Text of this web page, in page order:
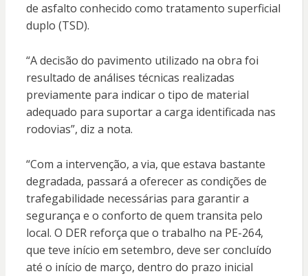
de asfalto conhecido como tratamento superficial
duplo (TSD).
“A decisão do pavimento utilizado na obra foi
resultado de análises técnicas realizadas
previamente para indicar o tipo de material
adequado para suportar a carga identificada nas
rodovias”, diz a nota.
“Com a intervenção, a via, que estava bastante
degradada, passará a oferecer as condições de
trafegabilidade necessárias para garantir a
segurança e o conforto de quem transita pelo
local. O DER reforça que o trabalho na PE-264,
que teve início em setembro, deve ser concluído
até o início de março, dentro do prazo inicial